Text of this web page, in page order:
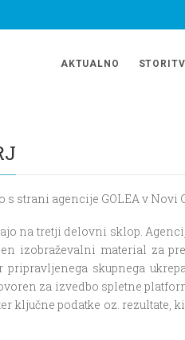
AKTUALNO
agencije GOLEA v Novi
na tretji delovni sklop.
izobraževalni material za
skupnega
za izvedbo spletne
ključne podatke oz.